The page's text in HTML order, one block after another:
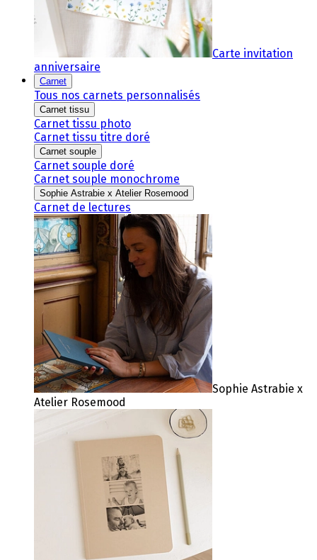
Carte invitation
anniversaire
Carnet
Tous nos carnets personnalisés
Carnet tissu
Carnet tissu photo
Carnet tissu titre doré
Carnet souple
Carnet souple doré
Carnet souple monochrome
Sophie Astrabie x Atelier Rosemood
Carnet de lectures
Sophie Astrabie x
Atelier Rosemood